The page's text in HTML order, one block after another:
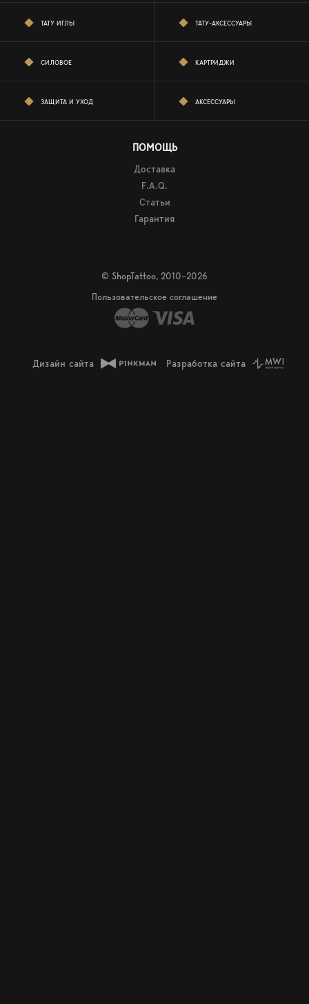
ТАТУ ИГЛЫ ТАТУ-АКСЕССУАРЫ
СИЛОВОЕ КАРТРИДЖИ
ЗАЩИТА И УХОД АКСЕССУАРЫ
ПОМОЩЬ
Доставка
F.A.Q.
Статьи
Гарантия
© ShopTattoo, 2010–2026
Пользовательское соглашение
Дизайн сайта Разработка сайта